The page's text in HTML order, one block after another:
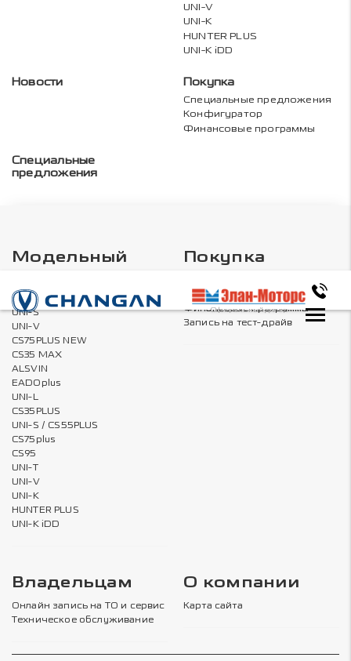
Официальный дилер
UNI-V
UNI-K
HUNTER PLUS
UNI-K iDD
Новости Покупка
Специальные предложения
Конфигуратор
Финансовые программы
Специальные
предложения
Модельный
CS75PRO
UNI-S
UNI-V
CS75PLUS NEW
CS35 MAX
ALSVIN
EADOplus
UNI-L
CS35PLUS
UNI-S / CS55PLUS
CS75plus
CS95
UNI-T
UNI-V
UNI-K
HUNTER PLUS
UNI-K iDD
Покупка
Конфигуратор
Финансовые программы
Запись на тест-драйв
Владельцам
Онлайн запись на ТО и сервис
Техническое обслуживание
О компании
Карта сайта